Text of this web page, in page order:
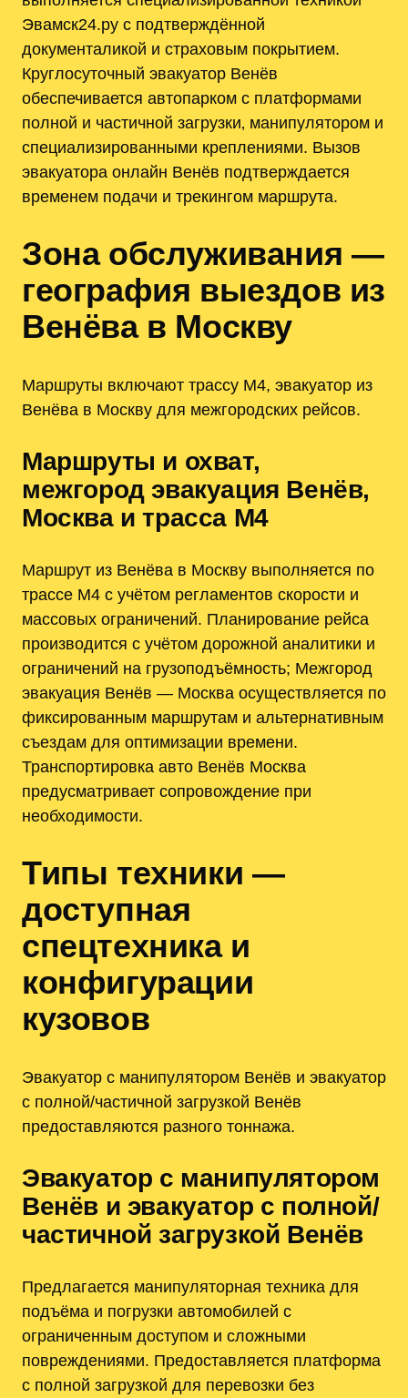
Эвамск24.ру с подтверждённой
документаликой и страховым покрытием.
Круглосуточный эвакуатор Венёв
обеспечивается автопарком с платформами
полной и частичной загрузки‚ манипулятором и
специализированными креплениями. Вызов
эвакуатора онлайн Венёв подтверждается
временем подачи и трекингом маршрута.
Зона обслуживания —
география выездов из
Венёва в Москву
Маршруты включают трассу М4, эвакуатор из
Венёва в Москву для межгородских рейсов.
Маршруты и охват,
межгород эвакуация Венёв,
Москва и трасса М4
Маршрут из Венёва в Москву выполняется по
трассе М4 с учётом регламентов скорости и
массовых ограничений. Планирование рейса
производится с учётом дорожной аналитики и
ограничений на грузоподъёмность; Межгород
эвакуация Венёв — Москва осуществляется по
фиксированным маршрутам и альтернативным
съездам для оптимизации времени.
Транспортировка авто Венёв Москва
предусматривает сопровождение при
необходимости.
Типы техники —
доступная
спецтехника и
конфигурации
кузовов
Эвакуатор с манипулятором Венёв и эвакуатор
с полной/частичной загрузкой Венёв
предоставляются разного тоннажа.
Эвакуатор с манипулятором
Венёв и эвакуатор с полной/
частичной загрузкой Венёв
Предлагается манипуляторная техника для
подъёма и погрузки автомобилей с
ограниченным доступом и сложными
повреждениями. Предоставляется платформа
с полной загрузкой для перевозки без